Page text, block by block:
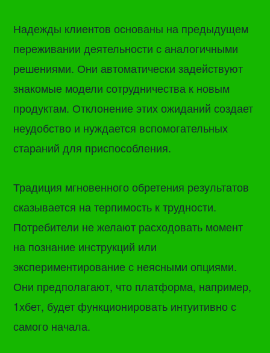
Надежды клиентов основаны на предыдущем
переживании деятельности с аналогичными
решениями. Они автоматически задействуют
знакомые модели сотрудничества к новым
продуктам. Отклонение этих ожиданий создает
неудобство и нуждается вспомогательных
стараний для приспособления.
Традиция мгновенного обретения результатов
сказывается на терпимость к трудности.
Потребители не желают расходовать момент
на познание инструкций или
экспериментирование с неясными опциями.
Они предполагают, что платформа, например,
1хбет, будет функционировать интуитивно с
самого начала.